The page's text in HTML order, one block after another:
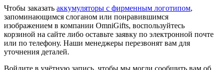
Чтобы заказать аккумуляторы с фирменным логотипом,
запоминающимся слоганом или понравившимся
изображением в компании OmniGifts, воспользуйтесь
корзиной на сайте либо оставьте заявку по электронной почте
или по телефону. Наши менеджеры перезвонят вам для
уточнения деталей.
Войдите в учётную запись, чтобы мы могли сообщить вам об